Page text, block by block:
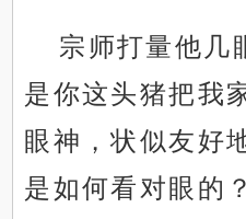
宗师打量他几
是你这头猪把我
眼神，状似友好
是如何看对眼的